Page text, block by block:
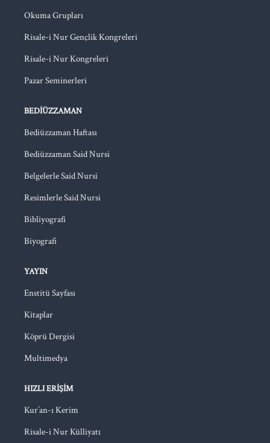
Okuma Grupları
Risale-i Nur Gençlik Kongreleri
Risale-i Nur Kongreleri
Pazar Seminerleri
BEDIÜZZAMAN
Bediüzzaman Haftası
Bediüzzaman Said Nursi
Belgelerle Said Nursi
Resimlerle Said Nursi
Bibliyografi
Biyografi
YAYIN
Enstitü Sayfası
Kitaplar
Köprü Dergisi
Multimedya
HIZLI ERIŞIM
Kur’an-ı Kerim
Risale-i Nur Külliyatı